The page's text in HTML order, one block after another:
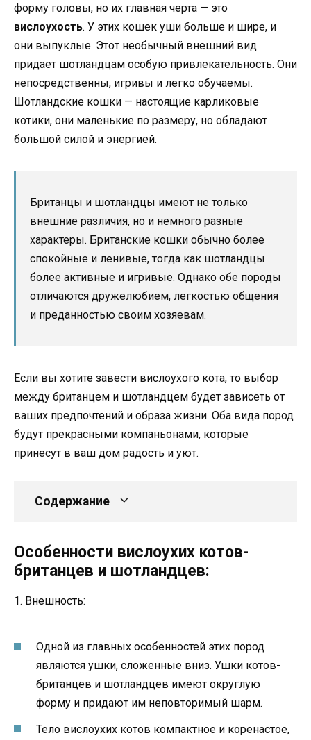
форму головы, но их главная черта — это
вислоухость. У этих кошек уши больше и шире, и
они выпуклые. Этот необычный внешний вид
придает шотландцам особую привлекательность. Они
непосредственны, игривы и легко обучаемы.
Шотландские кошки — настоящие карликовые
котики, они маленькие по размеру, но обладают
большой силой и энергией.
Британцы и шотландцы имеют не только
внешние различия, но и немного разные
характеры. Британские кошки обычно более
спокойные и ленивые, тогда как шотландцы
более активные и игривые. Однако обе породы
отличаются дружелюбием, легкостью общения
и преданностью своим хозяевам.
Если вы хотите завести вислоухого кота, то выбор
между британцем и шотландцем будет зависеть от
ваших предпочтений и образа жизни. Оба вида пород
будут прекрасными компаньонами, которые
принесут в ваш дом радость и уют.
Содержание
Особенности вислоухих котов-
британцев и шотландцев:
1. Внешность:
Одной из главных особенностей этих пород
являются ушки, сложенные вниз. Ушки котов-
британцев и шотландцев имеют округлую
форму и придают им неповторимый шарм.
Тело вислоухих котов компактное и коренастое,